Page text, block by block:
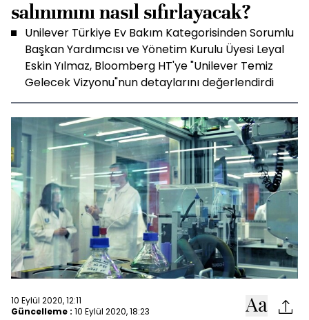
salınımını nasıl sıfırlayacak?
Unilever Türkiye Ev Bakım Kategorisinden Sorumlu
Başkan Yardımcısı ve Yönetim Kurulu Üyesi Leyal
Eskin Yılmaz, Bloomberg HT'ye "Unilever Temiz
Gelecek Vizyonu"nun detaylarını değerlendirdi
10 Eylül 2020, 12:11
Güncelleme : 10 Eylül 2020, 18:23